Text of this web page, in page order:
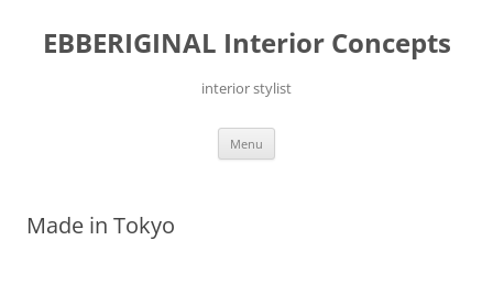
inhoud
EBBERIGINAL Interior Concepts
interior stylist
Menu
Made in Tokyo